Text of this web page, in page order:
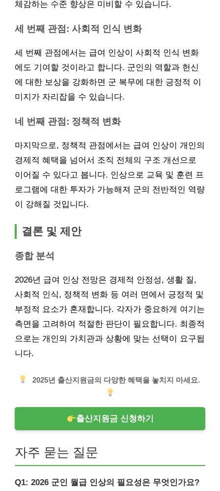
체감하는 수준 향상은 미비할 수 있습니다.
세 번째 관점: 사회적 인식 변화
세 번째 관점에서는 급여 인상이 사회적 인식 변화
에도 기여할 것이라고 합니다. 군인의 역할과 헌신
에 대한 보상을 강화하면 군 복무에 대한 긍정적 이
미지가 자리잡을 수 있습니다.
네 번째 관점: 정책적 변화
마지막으로, 정책적 관점에서는 급여 인상이 개인의
경제적 혜택을 넘어서 조직 전체의 구조 개선으로
이어질 수 있다고 봅니다. 인상으로 교육 및 훈련 프
로그램에 대한 투자가 가능해져 군의 전반적인 역량
이 강해질 것입니다.
결론 및 제안
종합 분석
2026년 급여 인상 전망은 경제적 안정성, 생활 질,
사회적 인식, 정책적 변화 등 여러 면에서 긍정적 및
부정적 요소가 혼재합니다. 각자가 중요하게 여기는
측면을 고려하여 적절한 판단이 필요합니다. 최종적
으로는 개인의 가치관과 상황에 맞는 선택이 요구됩
니다.
2025년 출산지원금의 다양한 혜택을 놓치지 마세요.
출산지원금 신청하기
자주 묻는 질문
Q1: 2026 군인 월급 인상의 필요성은 무엇인가요?